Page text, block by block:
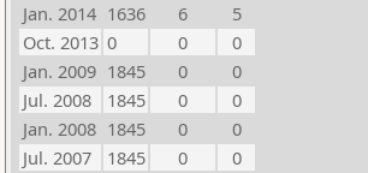
Jan. 2014 1636 6
5
Oct. 2013 0 0
0
Jan. 2009 1845 0
0
Jul. 2008
1845 0
0
Jan. 2008 1845 0
0
Jul. 2007
1845 0
0